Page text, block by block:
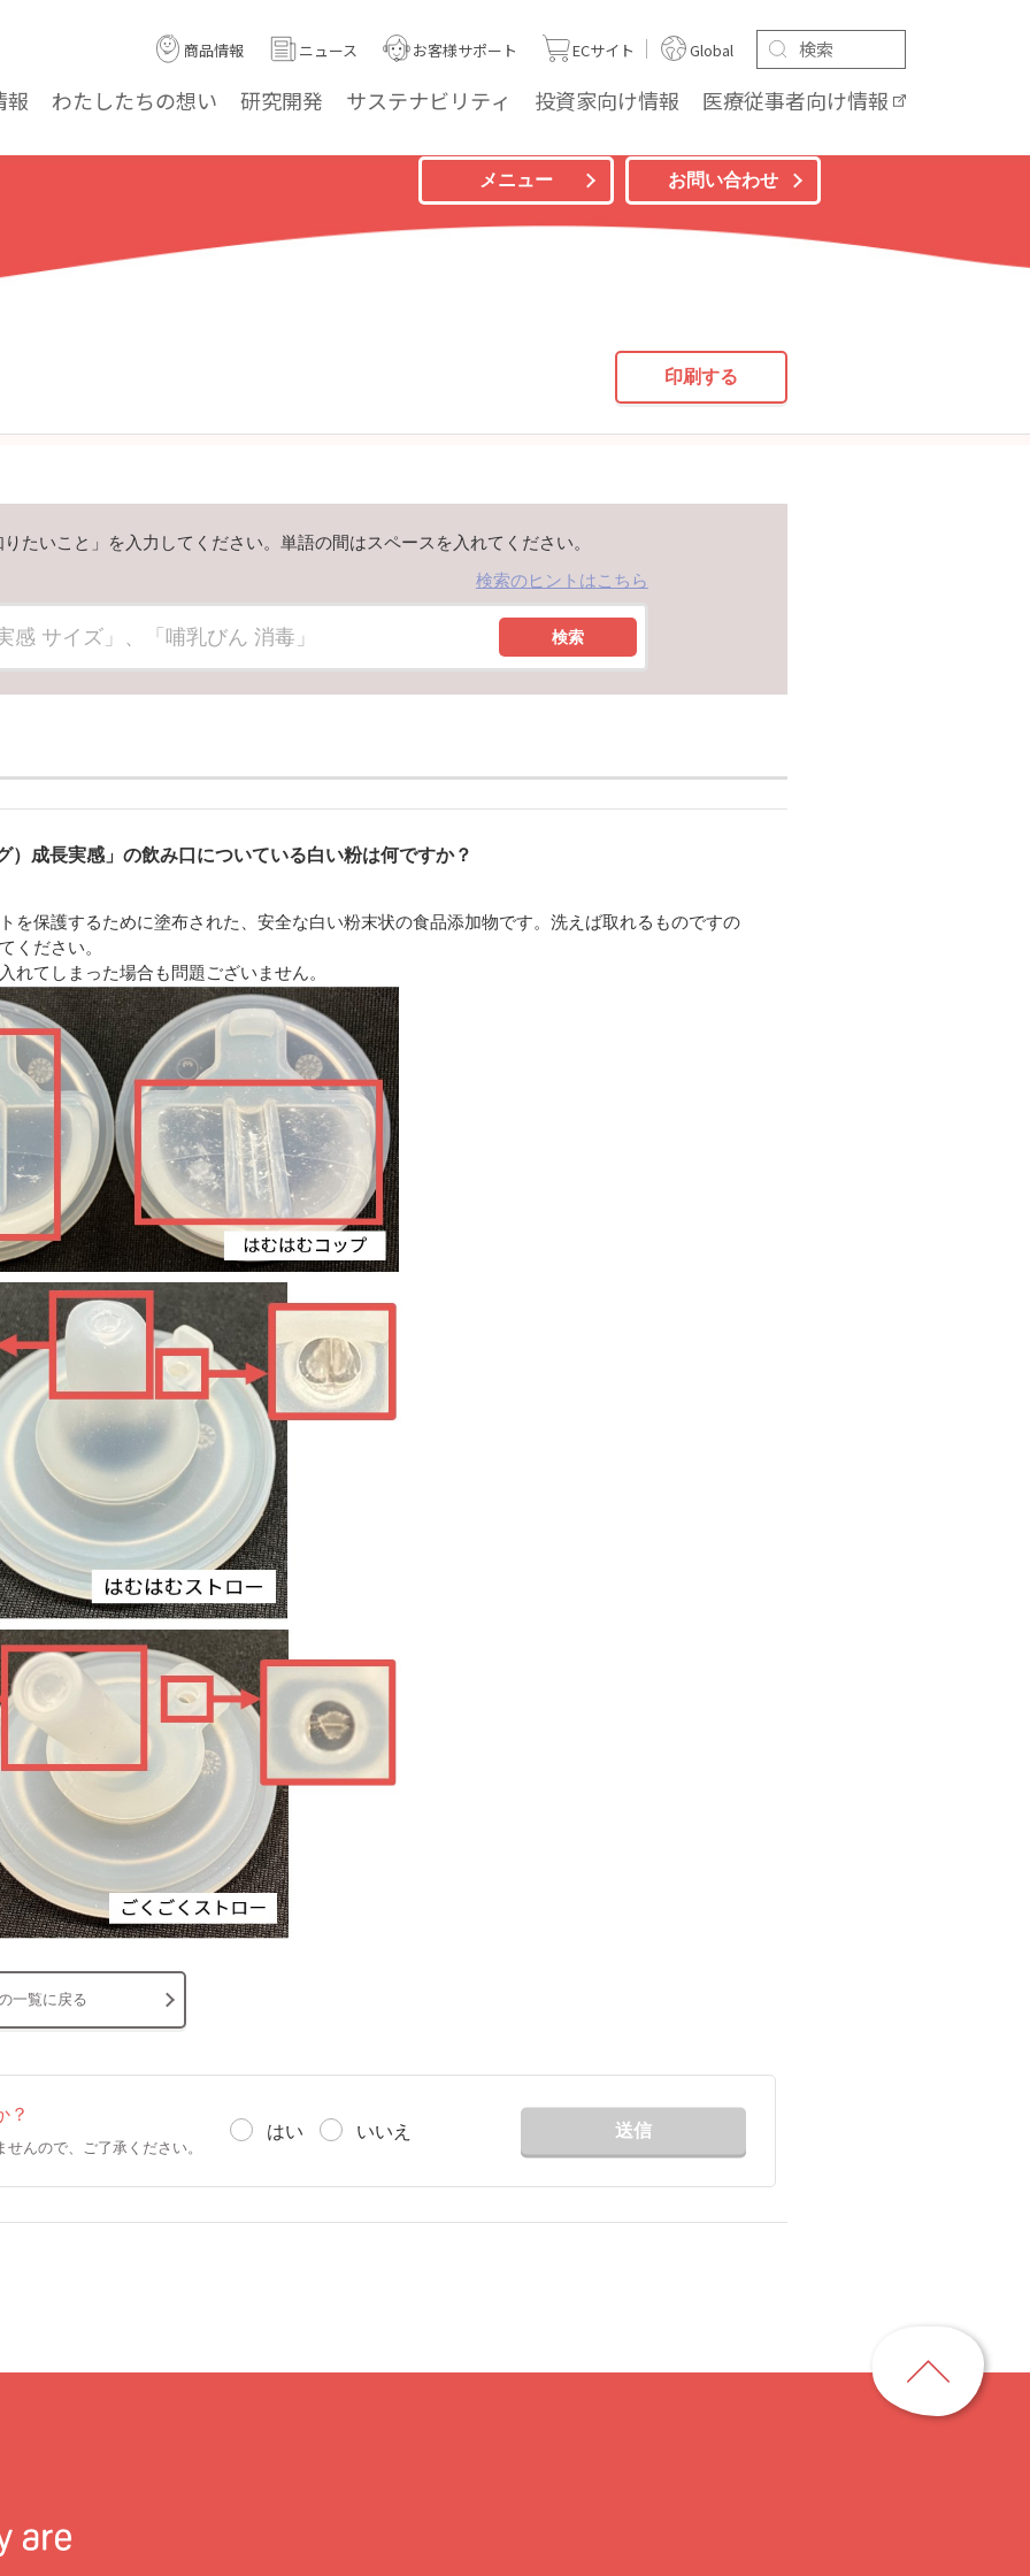
報 わたしたちの想い 研究開発 サステナビリティ 投資家向け情報 医療従事者向け情報
商品情報 ニュース お客様サポート ECサイト Global
メニュー お問い合わせ
印刷する
たいこと」を入力してください。単語の間はスペースを入れてください。
検索のヒントはこちら
検索
）成長実感」の飲み口についている白い粉は何ですか？
を保護するために塗布された、安全な白い粉末状の食品添加物です。洗えば取れるものですの
ください。
れてしまった場合も問題ございません。
一覧に戻る
？
んので、ご了承ください。
はい いいえ 送信
ジ